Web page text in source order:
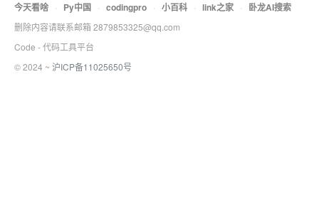
今天看啥 · Py中国 · codingpro · 小百科 · link之家 · 卧龙AI搜索
删除内容请联系邮箱 2879853325@qq.com
Code - 代码工具平台
© 2024 ~ 沪ICP备11025650号